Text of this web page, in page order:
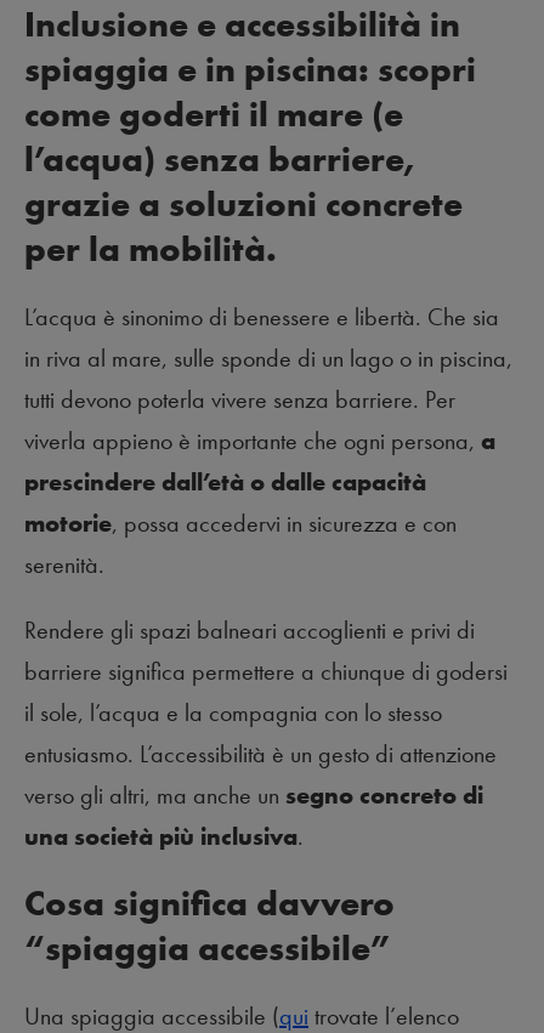
Inclusione e accessibilità in
spiaggia e in piscina: scopri
come goderti il mare (e
l’acqua) senza barriere,
grazie a soluzioni concrete
per la mobilità.
L’acqua è sinonimo di benessere e libertà. Che sia
in riva al mare, sulle sponde di un lago o in piscina,
tutti devono poterla vivere senza barriere. Per
viverla appieno è importante che ogni persona, a
prescindere dall’età o dalle capacità
motorie, possa accedervi in sicurezza e con
serenità.
Rendere gli spazi balneari accoglienti e privi di
barriere significa permettere a chiunque di godersi
il sole, l’acqua e la compagnia con lo stesso
entusiasmo. L’accessibilità è un gesto di attenzione
verso gli altri, ma anche un segno concreto di
una società più inclusiva.
Cosa significa davvero
“spiaggia accessibile”
Una spiaggia accessibile (qui trovate l’elenco